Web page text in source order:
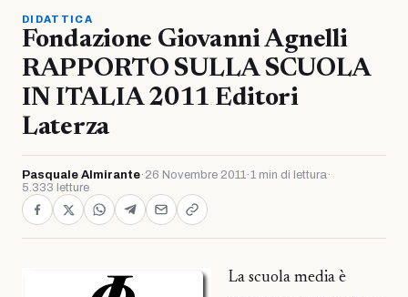
DIDATTICA
Fondazione Giovanni Agnelli
RAPPORTO SULLA SCUOLA
IN ITALIA 2011 Editori
Laterza
Pasquale Almirante· 26 Novembre 2011·1 min di lettura·
5.333 letture
La scuola media è